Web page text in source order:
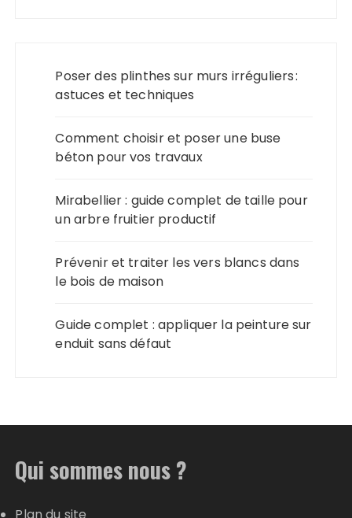
Poser des plinthes sur murs irréguliers :
astuces et techniques
Comment choisir et poser une buse
béton pour vos travaux
Mirabellier : guide complet de taille pour
un arbre fruitier productif
Prévenir et traiter les vers blancs dans
le bois de maison
Guide complet : appliquer la peinture sur
enduit sans défaut
Qui sommes nous ?